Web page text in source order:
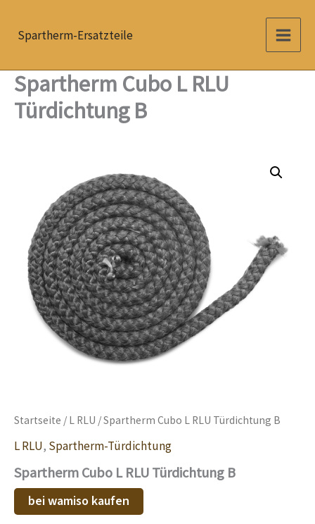
InhaltSpartherm-Ersatzteile
Spartherm Cubo L RLU
Türdichtung B
Startseite / L RLU / Spartherm Cubo L RLU Türdichtung B
L RLU, Spartherm-Türdichtung
Spartherm Cubo L RLU Türdichtung B
bei wamiso kaufen